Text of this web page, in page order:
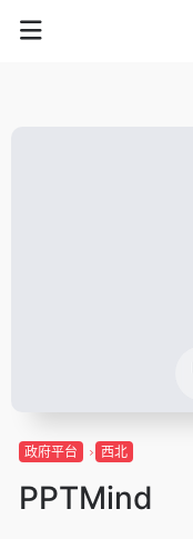
政府平台 西北
PPTMind